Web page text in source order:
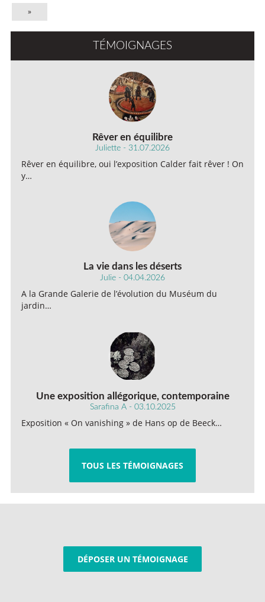
»
TÉMOIGNAGES
Rêver en équilibre
Juliette - 31.07.2026
Rêver en équilibre, oui l’exposition Calder fait rêver ! On
y…
La vie dans les déserts
Julie - 04.04.2026
A la Grande Galerie de l’évolution du Muséum du
jardin…
Une exposition allégorique, contemporaine
Sarafina A - 03.10.2025
Exposition « On vanishing » de Hans op de Beeck…
TOUS LES TÉMOIGNAGES
DÉPOSER UN TÉMOIGNAGE